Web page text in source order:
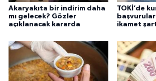
Akaryakıta bir indirim daha
mı gelecek? Gözler
açıklanacak kararda
TOKİ’de
ikamet